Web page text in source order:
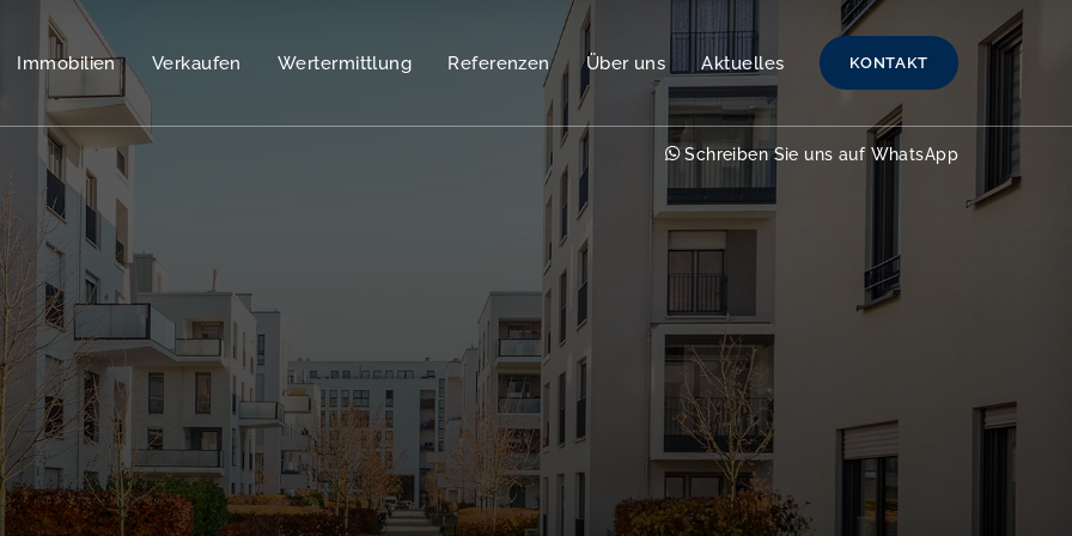
Immobilien Verkaufen Wertermittlung Referenzen Über uns Aktuelles KONTAKT
Schreiben Sie uns auf WhatsApp